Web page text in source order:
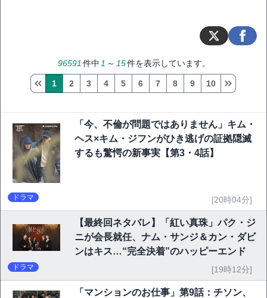
96591 件中 1 ～ 15件を表示しています。
1 2 3 4 5 6 7 8 9 10
「今、不倫が問題ではありません」キム・
ヘス×キム・ジフンがひき逃げの証拠隠滅
するも驚愕の新事実【第3・4話】
ドラマ [20時04分]
【最終回ネタバレ】「紅い真珠」パク・ジ
ニが会長就任、ナム・サンジ＆カン・ダビ
ンはキス…“完全決着”のハッピーエンド
ドラマ [19時12分]
「マンションのお仕事」第9話：チソン、